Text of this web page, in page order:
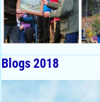
Blogs 2018